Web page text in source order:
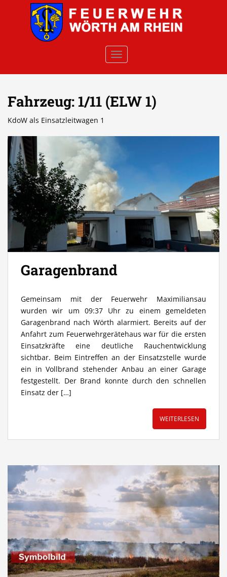
Skip to main content
TOGGLE NAVIGATION
Fahrzeug:1/11 (ELW 1)
KdoW als Einsatzleitwagen 1
Garagenbrand
Gemeinsam mit der Feuerwehr Maximiliansau
wurden wir um 09:37 Uhr zu einem gemeldeten
Garagenbrand nach Wörth alarmiert. Bereits auf der
Anfahrt zum Feuerwehrgerätehaus war für die ersten
Einsatzkräfte eine deutliche Rauchentwicklung
sichtbar. Beim Eintreffen an der Einsatzstelle wurde
ein in Vollbrand stehender Anbau an einer Garage
festgestellt. Der Brand konnte durch den schnellen
Einsatz der […]
WEITERLESEN